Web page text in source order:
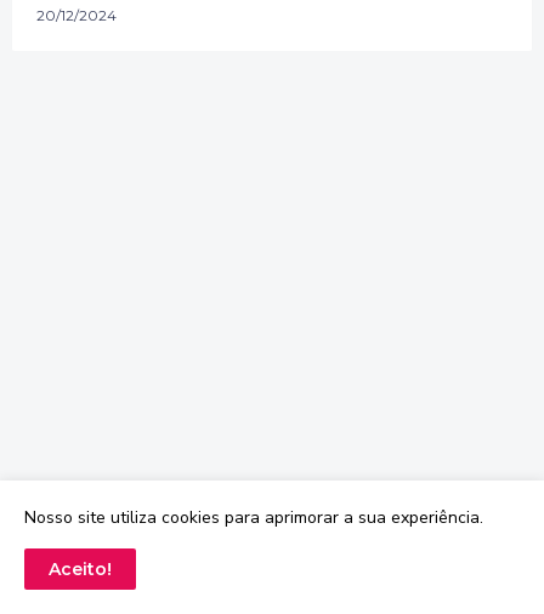
20/12/2024
Nosso site utiliza cookies para aprimorar a sua experiência.
Aceito!